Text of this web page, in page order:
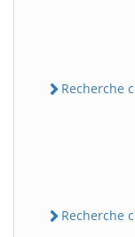
Recherche
Recherche